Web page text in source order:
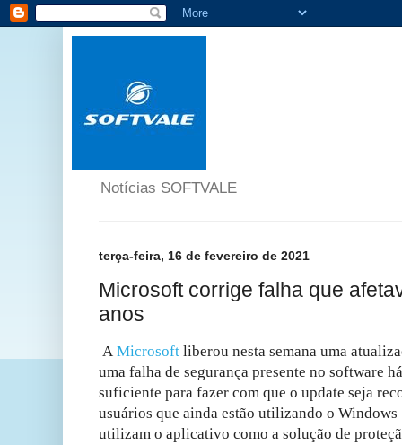
Notícias SOFTVALE
terça-feira, 16 de fevereiro de 2021
Microsoft corrige falha que
anos
A Microsoft liberou nesta semana uma
uma falha de segurança presente no software
suficiente para fazer com que o update seja
usuários que ainda estão utilizando o
utilizam o aplicativo como a solução de